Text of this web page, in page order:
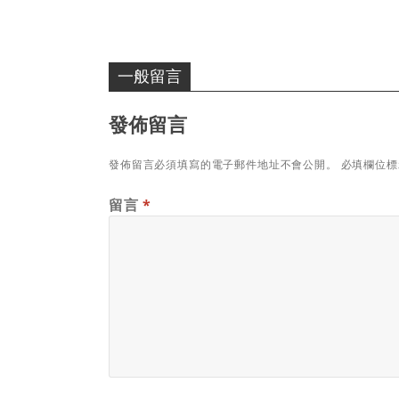
一般留言
發佈留言
發佈留言必須填寫的電子郵件地址不會公開。 必填欄位
留言 *